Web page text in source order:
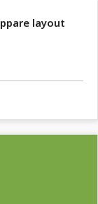
layout